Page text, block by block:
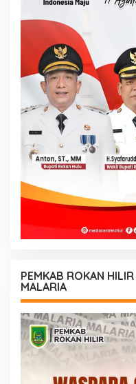
PEMKAB ROKAN
MALARIA